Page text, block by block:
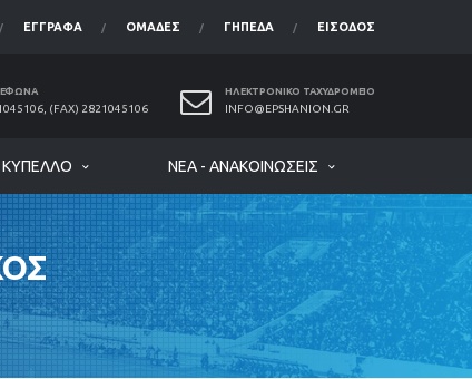
ΈΓΓΡΑΦΑ ΟΜΆΔΕΣ ΓΉΠΕΔΑ ΕΊΣΟΔΟΣ
(FAX) 2821045106
ΗΛΕΚΤΡΟΝΙΚΌ ΤΑΧΥΔΡΟΜΕΊΟ
INFO@EPSHANION.GR
ΚΎΠΕΛΛΟ ΝΈΑ - ΑΝΑΚΟΙΝΏΣΕΙΣ